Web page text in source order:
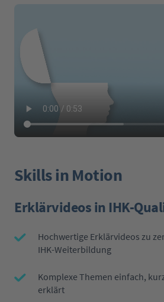
Skills in Motion
Erklärvideos in IHK-
Hochwertige Erklärvideos zu
IHK-Weiterbildung
Komplexe Themen einfach,
erklärt